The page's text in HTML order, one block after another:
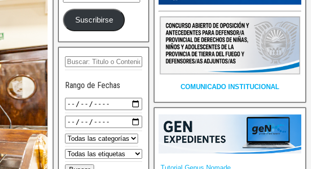
Suscribirse
Rango de Fechas COMUNICADO INSTITUCIONAL